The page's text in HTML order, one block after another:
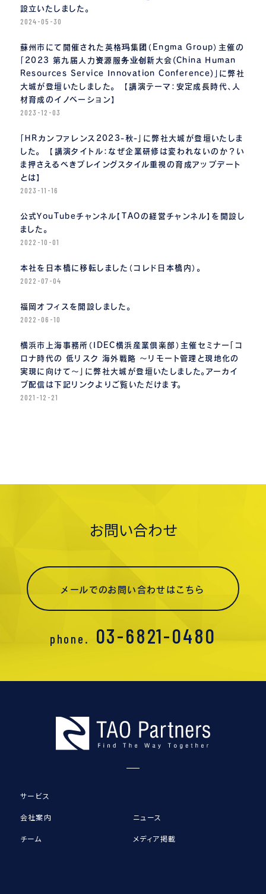
設立いたしました。
2024-05-30
蘇州市にて開催された英格玛集团（Engma Group）主催の
「2023 第九届人力资源服务业创新大会(China Human
Resources Service Innovation Conference)」に弊社
大城が登壇いたしました。 【講演テーマ：安定成長時代、人
材育成のイノベーション】
2023-12-03
「ＨＲカンファレンス2023-秋-」に弊社大城が登壇いたしま
した。 【講演タイトル：なぜ企業研修は変われないのか？い
ま押さえるべきプレイングスタイル重視の育成アップデート
とは】
2023-11-16
公式YouTubeチャンネル【TAOの経営チャンネル】を開設し
ました。
2022-10-01
本社を日本橋に移転しました（コレド日本橋内）。
2022-07-04
福岡オフィスを開設しました。
2022-06-10
横浜市上海事務所（IDEC横浜産業倶楽部）主催セミナー「コ
ロナ時代の 低リスク 海外戦略 〜リモート管理と現地化の
実現に向けて〜」に弊社大城が登壇いたしました。アーカイ
ブ配信は下記リンクよりご覧いただけます。
2021-12-21
お問い合わせ
メールでのお問い合わせはこちら
phone. 03-6821-0480
サービス
会社案内
チーム
ニュース
メディア掲載